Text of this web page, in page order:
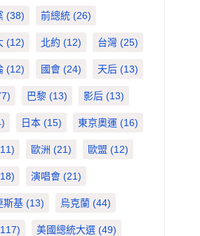
(38) 前總統 (26)
(12) 北約 (12) 台灣 (25)
(12) 國會 (24) 天后 (13)
巴黎 (13) 影后 (13)
日本 (15) 東京奧運 (16)
歐洲 (21) 歐盟 (12)
演唱會 (21)
斯基 (13) 烏克蘭 (44)
美國總統大選 (49)